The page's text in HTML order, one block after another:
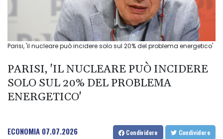
Parisi, 'il nucleare può incidere solo sul 20% del problema energetico'
PARISI, 'IL NUCLEARE PUÒ INCIDERE
SOLO SUL 20% DEL PROBLEMA
ENERGETICO'
ECONOMIA 07.07.2026 Condividere Condividere